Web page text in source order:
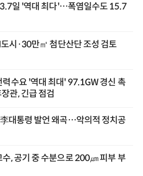
일 '역대 최다'…폭염일수도 15.7
시·30만㎡ 첨단산단 조성 검토
력수요 '역대 최대' 97.1GW 경신 촉
관, 긴급 점검
대통령 발언 왜곡…악의적 정치공
수, 공기 중 수분으로 200㎛ 피부 부